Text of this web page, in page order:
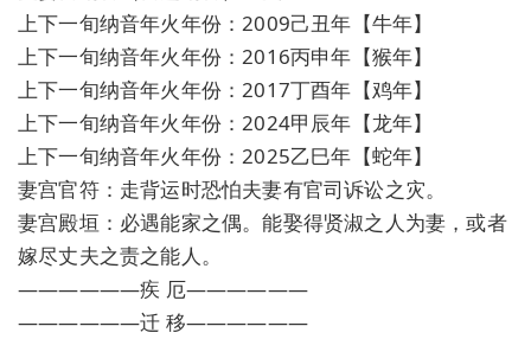
上下一旬纳音年火年份：2009己丑年【牛年】
上下一旬纳音年火年份：2016丙申年【猴年】
上下一旬纳音年火年份：2017丁酉年【鸡年】
上下一旬纳音年火年份：2024甲辰年【龙年】
上下一旬纳音年火年份：2025乙巳年【蛇年】
妻宫官符：走背运时恐怕夫妻有官司诉讼之灾。
妻宫殿垣：必遇能家之偶。能娶得贤淑之人为妻，或者
嫁尽丈夫之责之能人。
——————疾 厄——————
——————迁 移——————